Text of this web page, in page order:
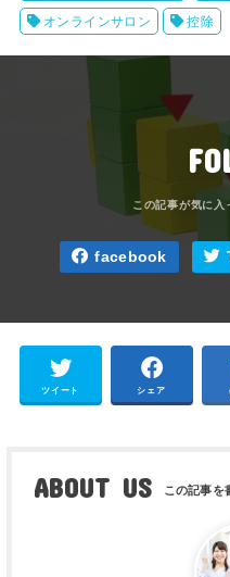
オンラインサロン 控除
facebook
ツイート シェア
ABOUT US